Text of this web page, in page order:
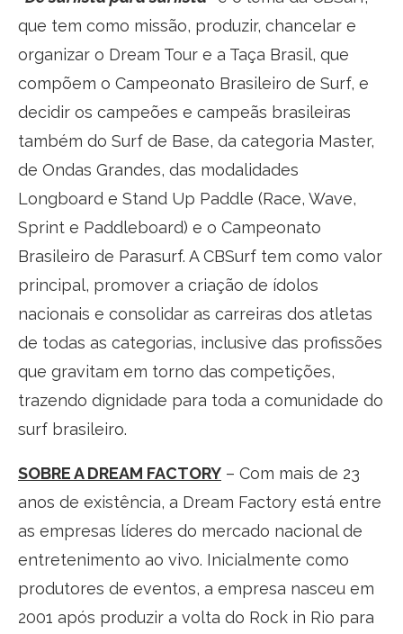
que tem como missão, produzir, chancelar e
organizar o Dream Tour e a Taça Brasil, que
compõem o Campeonato Brasileiro de Surf, e
decidir os campeões e campeãs brasileiras
também do Surf de Base, da categoria Master,
de Ondas Grandes, das modalidades
Longboard e Stand Up Paddle (Race, Wave,
Sprint e Paddleboard) e o Campeonato
Brasileiro de Parasurf. A CBSurf tem como valor
principal, promover a criação de ídolos
nacionais e consolidar as carreiras dos atletas
de todas as categorias, inclusive das profissões
que gravitam em torno das competições,
trazendo dignidade para toda a comunidade do
surf brasileiro.
SOBRE A DREAM FACTORY – Com mais de 23
anos de existência, a Dream Factory está entre
as empresas líderes do mercado nacional de
entretenimento ao vivo. Inicialmente como
produtores de eventos, a empresa nasceu em
2001 após produzir a volta do Rock in Rio para